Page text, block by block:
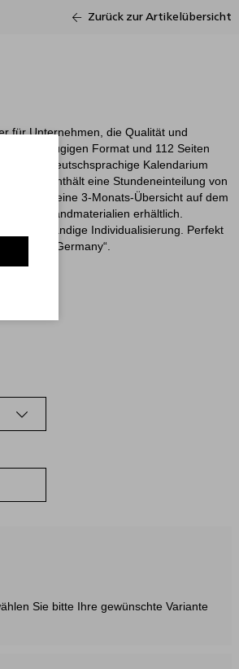
Zurück zur Artikelübersicht
für Unternehmen, die Qualität und
großzügigen Format und 112 Seiten
Das deutschsprachige Kalendarium
und enthält eine Stundeneinteilung von
und eine 3-Monats-Übersicht auf dem
Einbandmaterialien erhältlich.
vollständige Individualisierung. Perfekt
in Germany“.
Sie bitte Ihre gewünschte Variante